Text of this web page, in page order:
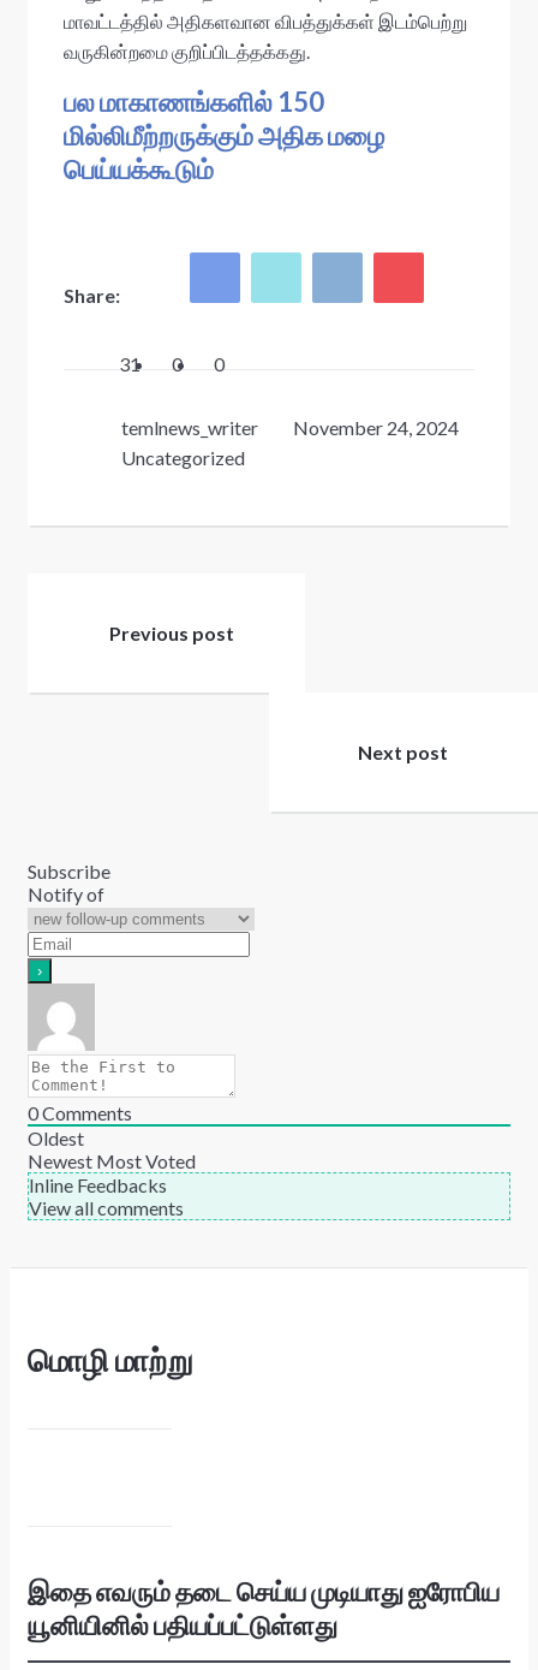
மாவட்டத்தில் அதிகளவான விபத்துக்கள் இடம்பெற்று
வருகின்றமை குறிப்பிடத்தக்கது.
பல மாகாணங்களில் 150
மில்லிமீற்றருக்கும் அதிக மழை
பெய்யக்கூடும்
Share:
31 0 0
temlnews_writer
November 24, 2024
Uncategorized
navigation
Previous post
Next post
Subscribe
Notify of
0Comments
Oldest
Newest Most Voted
Inline Feedbacks
View all comments
மொழி மாற்று
இதை எவரும் தடை செய்ய முடியாது ஐரோபிய
யூனியினில் பதியப்பட்டுள்ளது